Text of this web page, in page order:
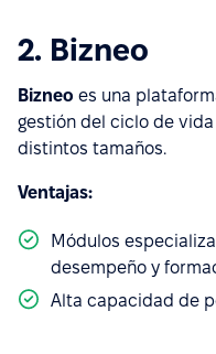
2. Bizneo
Bizneo es una
gestión del ciclo de
distintos tamaños.
Ventajas:
Módulos
desempeño y
Alta capacidad de